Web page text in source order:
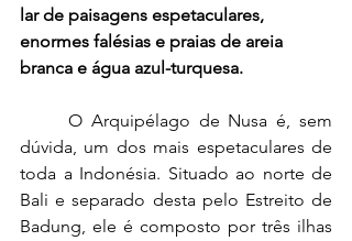
lar de paisagens espetaculares,
enormes falésias e praias de areia
branca e água azul-turquesa.
dúvida, um dos mais espetaculares de
toda a Indonésia. Situado ao norte de
Bali e separado desta pelo Estreito de
Badung, ele é composto por três ilhas